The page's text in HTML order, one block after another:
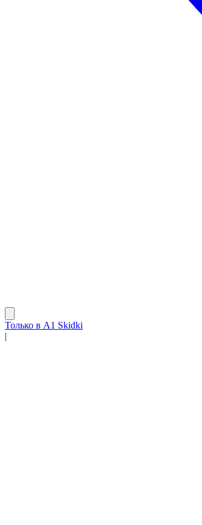
Только в A1 Skidki
|